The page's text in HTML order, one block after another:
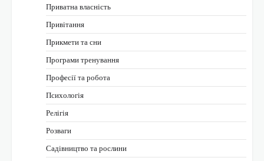
Приватна власність
Привітання
Прикмети та сни
Програми тренування
Професії та робота
Психологія
Релігія
Розваги
Садівництво та рослини